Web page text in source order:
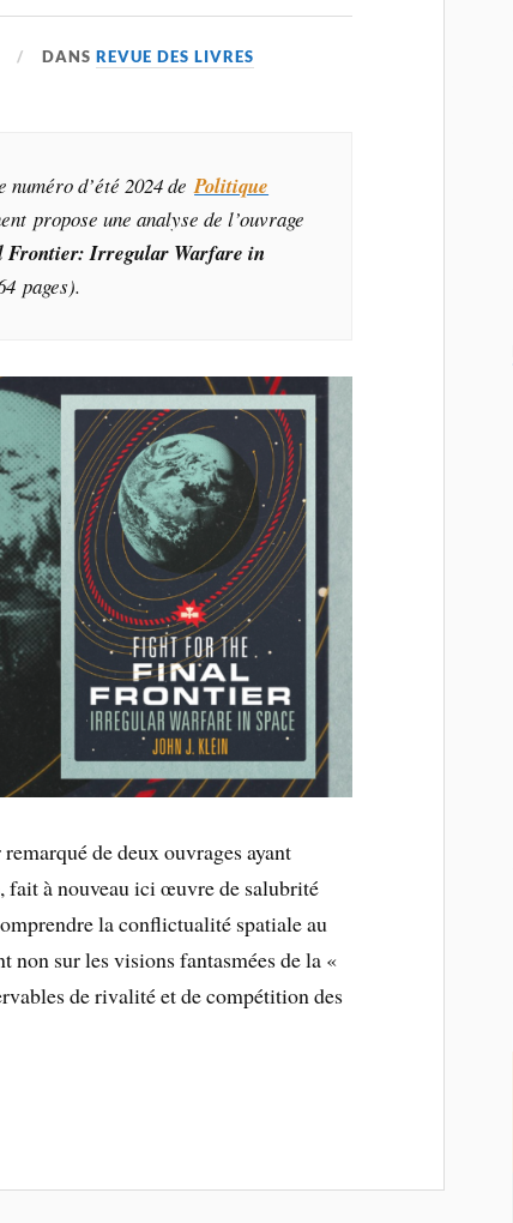
DANSREVUE DES LIVRES
numéro d’été 2024 dePolitique
propose une analyse de l’ouvrage
Frontier: Irregular Warfare in
pages).
de deux ouvrages ayant
fait à nouveau ici œuvre de salubrité
la conflictualité spatiale au
sur les visions fantasmées de la «
de rivalité et de compétition des